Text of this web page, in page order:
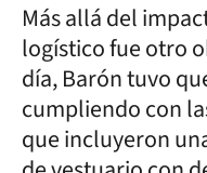
Más allá del
logístico fue otro
día, Barón tuvo
cumpliendo con
que incluyeron